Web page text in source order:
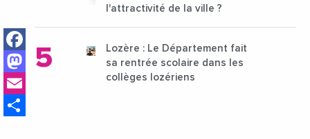
Facebook
Mastodon
l'attractivité de la ville ?
Lozère : Le Département fait
sa rentrée scolaire dans les
collèges lozériens